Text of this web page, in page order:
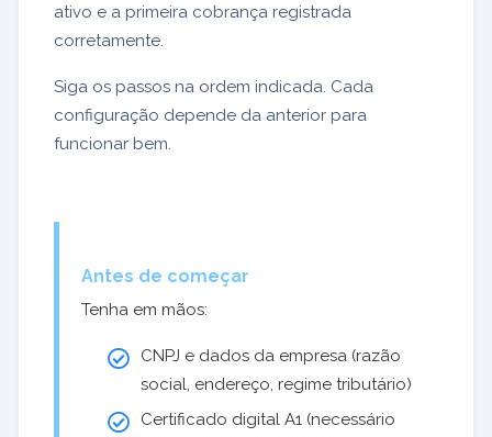
ativo e a primeira cobrança registrada
corretamente.
Siga os passos na ordem indicada. Cada
configuração depende da anterior para
funcionar bem.
Antes de começar
Tenha em mãos:
CNPJ e dados da empresa (razão
social, endereço, regime tributário)
Certificado digital A1 (necessário